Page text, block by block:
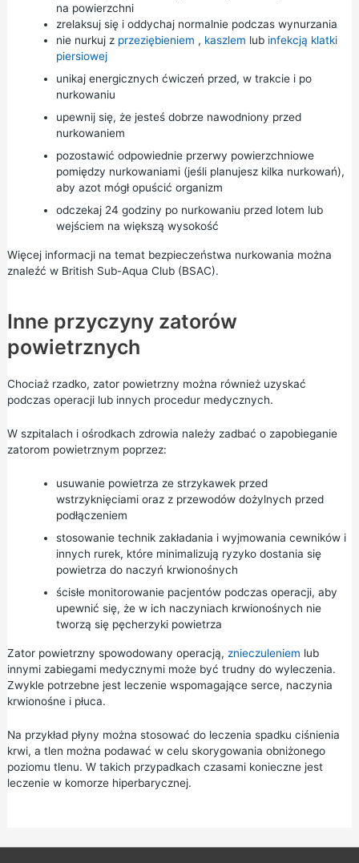
na powierzchni
zrelaksuj się i oddychaj normalnie podczas wynurzania
nie nurkuj z przeziębieniem , kaszlem lub infekcją klatki
piersiowej
unikaj energicznych ćwiczeń przed, w trakcie i po
nurkowaniu
upewnij się, że jesteś dobrze nawodniony przed
nurkowaniem
pozostawić odpowiednie przerwy powierzchniowe
pomiędzy nurkowaniami (jeśli planujesz kilka nurkowań),
aby azot mógł opuścić organizm
odczekaj 24 godziny po nurkowaniu przed lotem lub
wejściem na większą wysokość
Więcej informacji na temat bezpieczeństwa nurkowania można
znaleźć wBritish Sub-Aqua Club (BSAC).
Inne przyczyny zatorów
powietrznych
Chociaż rzadko, zator powietrzny można również uzyskać
podczas operacji lub innych procedur medycznych.
W szpitalach i ośrodkach zdrowia należy zadbać o zapobieganie
zatorom powietrznym poprzez:
usuwanie powietrza ze strzykawek przed
wstrzyknięciami oraz z przewodów dożylnych przed
podłączeniem
stosowanie technik zakładania i wyjmowania cewników i
innych rurek, które minimalizują ryzyko dostania się
powietrza do naczyń krwionośnych
ścisłe monitorowanie pacjentów podczas operacji, aby
upewnić się, że w ich naczyniach krwionośnych nie
tworzą się pęcherzyki powietrza
Zator powietrzny spowodowany operacją, znieczuleniem lub
innymi zabiegami medycznymi może być trudny do wyleczenia.
Zwykle potrzebne jest leczenie wspomagające serce, naczynia
krwionośne i płuca.
Na przykład płyny można stosować do leczenia spadku ciśnienia
krwi, a tlen można podawać w celu skorygowania obniżonego
poziomu tlenu. W takich przypadkach czasami konieczne jest
leczenie w komorze hiperbarycznej.